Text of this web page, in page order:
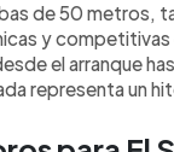
de 50 metros,
y competitivas
el arranque
representa un